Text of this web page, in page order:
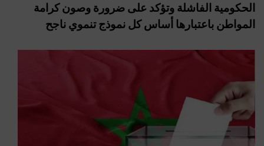
الحكومية الفاشلة وتؤكد على ضرورة وصون كرامة
المواطن باعتبارها أساس كل نموذج تنموي ناجح